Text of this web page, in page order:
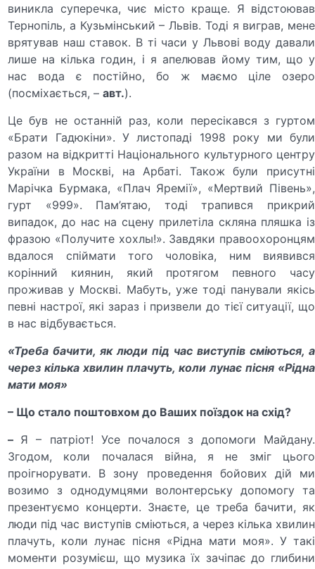
виникла суперечка, чиє місто краще. Я відстоював
Тернопіль, а Кузьмінський – Львів. Тоді я виграв, мене
врятував наш ставок. В ті часи у Львові воду давали
лише на кілька годин, і я апелював йому тим, що у
нас вода є постійно, бо ж маємо ціле озеро
(посміхається, –авт.).
Це був не останній раз, коли пересікався з гуртом
«Брати Гадюкіни». У листопаді 1998 року ми були
разом на відкритті Національного культурного центру
України в Москві, на Арбаті. Також були присутні
Марічка Бурмака, «Плач Яремії», «Мертвий Півень»,
гурт «999». Пам’ятаю, тоді трапився прикрий
випадок, до нас на сцену прилетіла скляна пляшка із
фразою «Получите хохлы!». Завдяки правоохоронцям
вдалося спіймати того чоловіка, ним виявився
корінний киянин, який протягом певного часу
проживав у Москві. Мабуть, уже тоді панували якісь
певні настрої, які зараз і призвели до тієї ситуації, що
в нас відбувається.
«Треба бачити, як люди під час виступів сміються, а
через кілька хвилин плачуть, коли лунає пісня «Рідна
мати моя»
– Що стало поштовхом до Ваших поїздок на схід?
– Я – патріот! Усе почалося з допомоги Майдану.
Згодом, коли почалася війна, я не зміг цього
проігнорувати. В зону проведення бойових дій ми
возимо з однодумцями волонтерську допомогу та
презентуємо концерти. Знаєте, це треба бачити, як
люди під час виступів сміються, а через кілька хвилин
плачуть, коли лунає пісня «Рідна мати моя». У такі
моменти розумієш, що музика їх зачіпає до глибини